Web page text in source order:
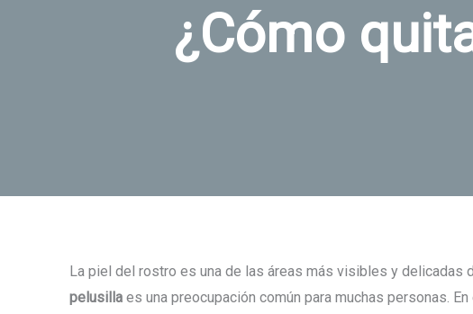
¿Cómo
La piel del rostro es una de las áreas más visibles y delicadas
pelusilla es una preocupación común para muchas personas.